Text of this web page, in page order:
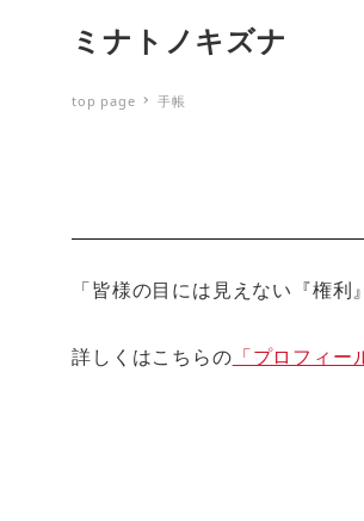
ミナトノキズナ
top page 手帳
「皆様の目には見えない『権
詳しくはこちらの 「プロフィー